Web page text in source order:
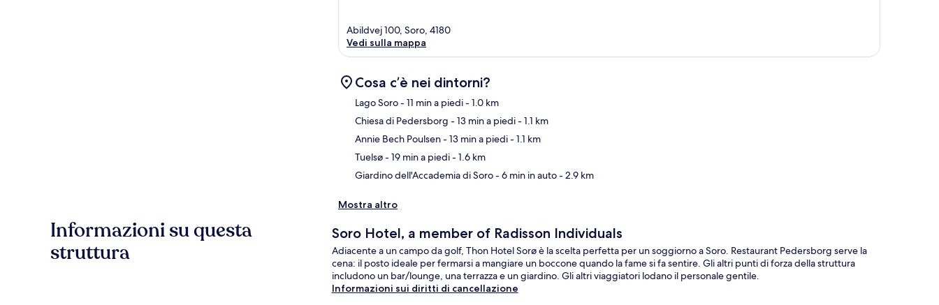
Abildvej 100, Soro, 4180
Vedi sulla mappa
Cosa c’è nei dintorni?
Lago Soro- 11 min a piedi- 1.0 km
Chiesa di Pedersborg - 13 min a piedi- 1.1 km
Annie Bech Poulsen- 13 min a piedi- 1.1 km
Tuelsø- 19 min a piedi- 1.6 km
Giardino dell'Accademia di Soro- 6 min in auto- 2.9 km
Mostra altro
Informazioni su questa
struttura
Soro Hotel, a member of Radisson Individuals
Adiacente a un campo da golf, Thon Hotel Sorø è la scelta perfetta per un soggiorno a Soro. Restaurant Pedersborg serve la
cena: il posto ideale per fermarsi a mangiare un boccone quando la fame si fa sentire. Gli altri punti di forza della struttura
includono un bar/lounge, una terrazza e un giardino. Gli altri viaggiatori lodano il personale gentile.
Informazioni sui diritti di cancellazione